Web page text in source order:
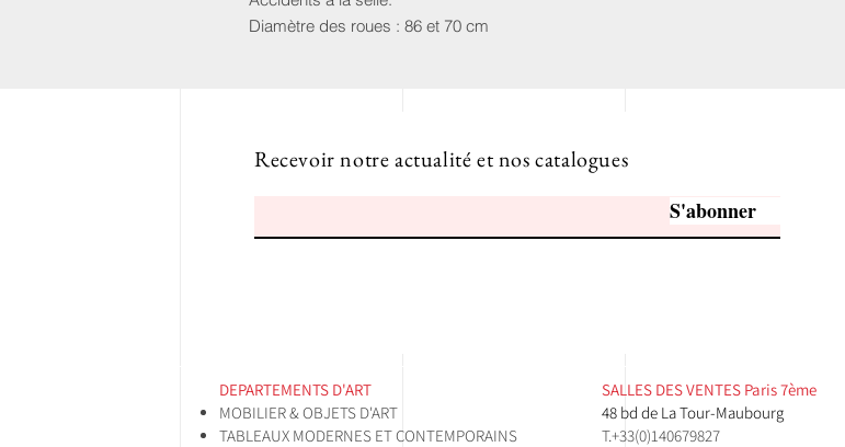
Diamètre des roues : 86 et 70 cm
Recevoir notre actualité et nos catalogues
S'abonner
DEPARTEMENTS D'ART
MOBILIER & OBJETS D'ART
TABLEAUX MODERNES ET CONTEMPORAINS
SALLES DES VENTES ​Paris 7ème
48 bd de La Tour-Maubourg
T.+33(0)140679827